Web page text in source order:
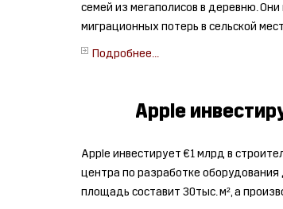
семей из мегаполисов в деревню.
миграционных потерь в сельской
Подробнее...
Apple
Apple инвестирует €1 млрд в
центра по разработке
площадь составит 30тыс. м², а